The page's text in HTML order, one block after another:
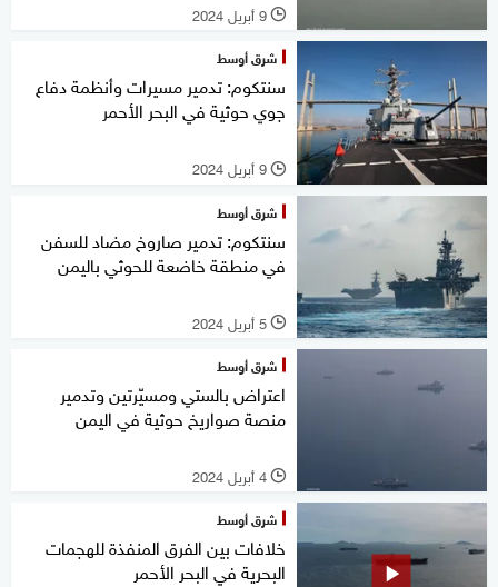
l 9 أبريل 2024
شرق أوسط
سنتكوم: تدمير مسيرات وأنظمة دفاع
جوي حوثية في البحر الأحمر
l 9 أبريل 2024
شرق أوسط
سنتكوم: تدمير صاروخ مضاد للسفن
في منطقة خاضعة للحوثي باليمن
l 5 أبريل 2024
شرق أوسط
اعتراض بالستي ومسيّرتين وتدمير
منصة صواريخ حوثية في اليمن
l 4 أبريل 2024
شرق أوسط
خلافات بين الفرق المنفذة للهجمات
البحرية في البحر الأحمر